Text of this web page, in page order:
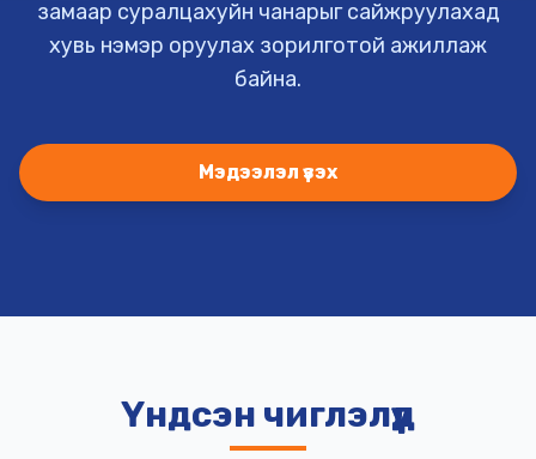
замаар суралцахуйн чанарыг сайжруулахад
хувь нэмэр оруулах зорилготой ажиллаж
байна.
Мэдээлэл үзэх
Үндсэн чиглэлүүд